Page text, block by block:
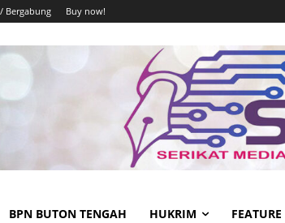
Bergabung Buy now!
BPN BUTON TENGAH HUKRIM FEATURE